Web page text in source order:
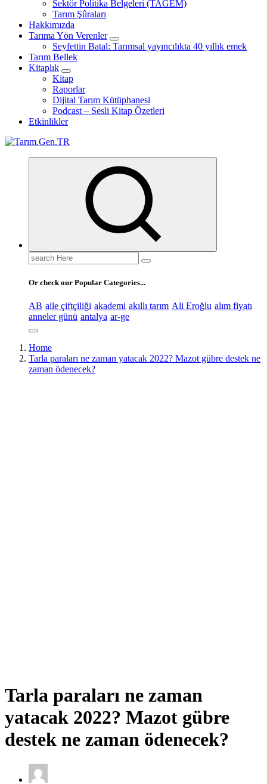
Sektör Politika Belgeleri (TAGEM)
Tarım Şûraları
Hakkımızda
Tarıma Yön Verenler
Seyfettin Batal: Tarımsal yayıncılıkta 40 yıllık emek
Tarım Bellek
Kitaplık
Kitap
Raporlar
Dijital Tarım Kütüphanesi
Podcast – Sesli Kitap Özetleri
Etkinlikler
Türk Tarımının İnternetteki Adresi
Search
for:
Or check our Popular Categories...
AB aile çiftçiliği akademi akıllı tarım Ali Eroğlu alım fiyatı
anneler günü antalya ar-ge
Home
Tarla paraları ne zaman yatacak 2022? Mazot gübre destek ne
zaman ödenecek?
Tarla paraları ne zaman
yatacak 2022? Mazot gübre
destek ne zaman ödenecek?